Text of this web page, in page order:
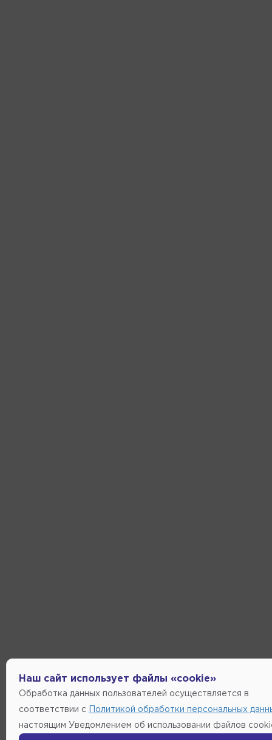
Наш сайт использует файлы «cookie»
Обработка данных пользователей осуществляется в
соответствии с Политикой обработки персональных
настоящим Уведомлением об использовании файлов